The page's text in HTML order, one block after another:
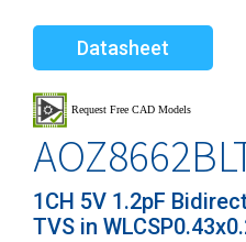
Datasheet
1CH 5V 1.2pF
TVS in